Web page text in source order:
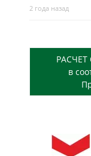
2 года назад
в